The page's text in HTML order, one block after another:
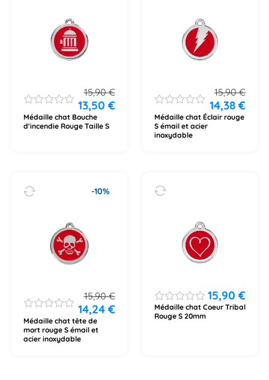
15,90€
13,50 €
Médaille chat Bouche
d'incendie Rouge Taille S
15,90€
14,38€
Médaille chat Éclair rouge
S émail et acier
inoxydable
-10%
15,90€
14,24 €
Médaille chat tête de
mort rouge S émail et
acier inoxydable
15,90€
Médaille chat Coeur Tribal
Rouge S 20mm